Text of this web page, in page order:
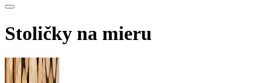
Stoličky na mieru